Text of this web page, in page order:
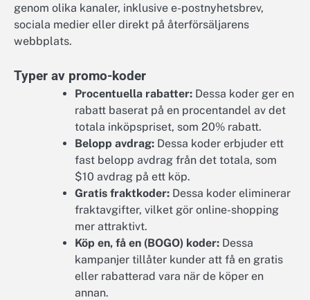
genom olika kanaler, inklusive e-postnyhetsbrev,
sociala medier eller direkt på återförsäljarens
webbplats.
Typer av promo-koder
Procentuella rabatter: Dessa koder ger en
rabatt baserat på en procentandel av det
totala inköpspriset, som 20% rabatt.
Belopp avdrag: Dessa koder erbjuder ett
fast belopp avdrag från det totala, som
$10 avdrag på ett köp.
Gratis fraktkoder: Dessa koder eliminerar
fraktavgifter, vilket gör online-shopping
mer attraktivt.
Köp en, få en (BOGO) koder: Dessa
kampanjer tillåter kunder att få en gratis
eller rabatterad vara när de köper en
annan.